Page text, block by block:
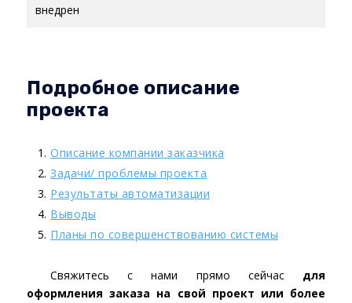
внедрен
Подробное описание
проекта
Описание компании заказчика
Задачи/ проблемы проекта
Результаты автоматизации
Выводы
Планы по совершенствованию системы
Свяжитесь с нами прямо сейчас для
оформления заказа на свой проект или более